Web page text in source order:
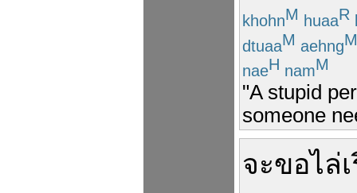
khohnM huaaR
dtuaaM aehngM
naeH namM
"A stupid
someone
จะขอไล่